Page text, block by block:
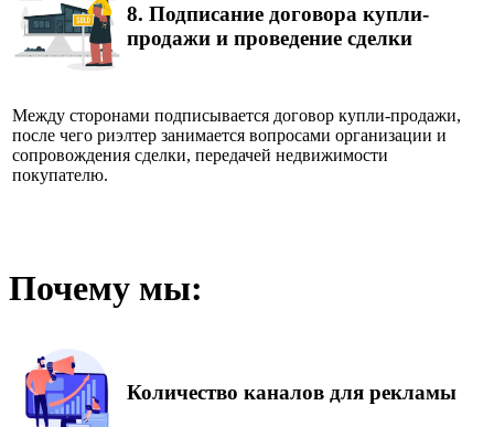
8. Подписание договора купли-
продажи и проведение сделки
Между сторонами подписывается договор купли-продажи,
после чего риэлтер занимается вопросами организации и
сопровождения сделки, передачей недвижимости
покупателю.
Почему мы:
Количество каналов для рекламы